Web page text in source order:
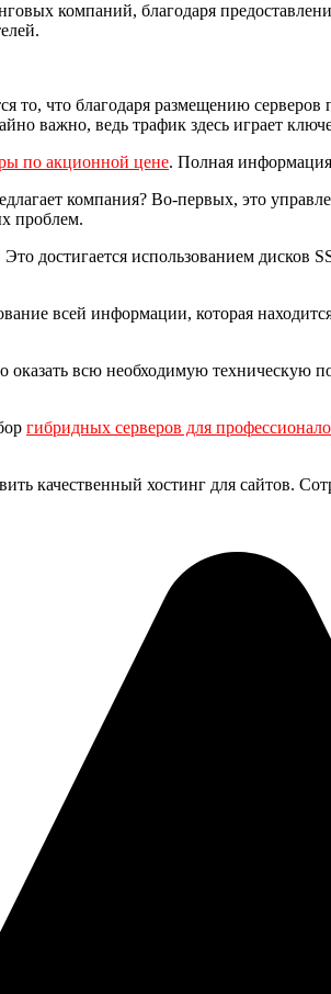
компаний, благодаря
что благодаря размещению
важно, ведь трафик здесь играет
по акционной цене. Полная
компания? Во-первых, это
проблем.
достигается использованием дисков
всей информации, которая
всю необходимую техническую
гибридных серверов для
качественный хостинг для сайтов.